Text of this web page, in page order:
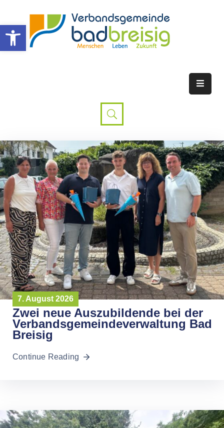
Werkzeugleiste öffnen
7. August 2026
Zwei neue Auszubildende bei der
Verbandsgemeindeverwaltung Bad
Breisig
Continue Reading